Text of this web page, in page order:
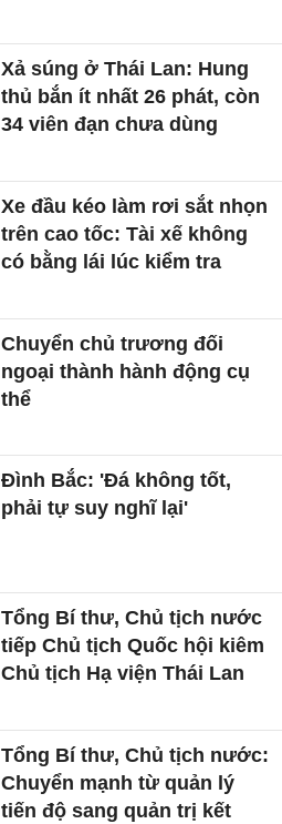
Xả súng ở Thái Lan: Hung
thủ bắn ít nhất 26 phát, còn
34 viên đạn chưa dùng
Xe đầu kéo làm rơi sắt nhọn
trên cao tốc: Tài xế không
có bằng lái lúc kiểm tra
Chuyển chủ trương đối
ngoại thành hành động cụ
thể
Đình Bắc: 'Đá không tốt,
phải tự suy nghĩ lại'
Tổng Bí thư, Chủ tịch nước
tiếp Chủ tịch Quốc hội kiêm
Chủ tịch Hạ viện Thái Lan
Tổng Bí thư, Chủ tịch nước:
Chuyển mạnh từ quản lý
tiến độ sang quản trị kết